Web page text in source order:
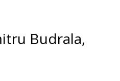
Budrala,